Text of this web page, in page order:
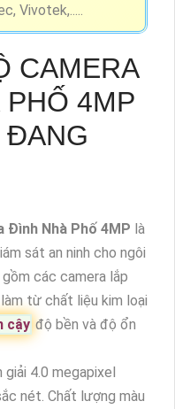
lúc thích hợp cho
mầm non
hãng khác như:
Canon, CP
Pelco,
CAMERA
4MP
ĐANG